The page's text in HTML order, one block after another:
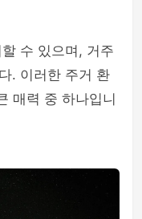
수 있으며, 거주
. 이러한 주거 환
매력 중 하나입니